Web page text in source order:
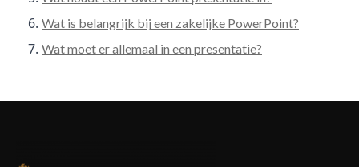
Wat is belangrijk bij een zakelijke PowerPoint?
Wat moet er allemaal in een presentatie?